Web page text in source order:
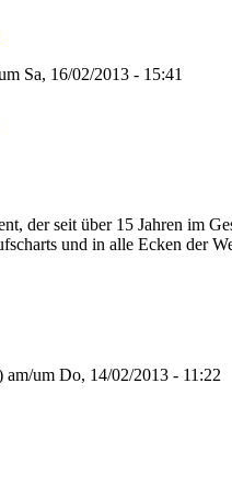
Sa, 16/02/2013 - 15:41
der seit über 15 Jahren im
und in alle Ecken der
am/um Do, 14/02/2013 - 11:22